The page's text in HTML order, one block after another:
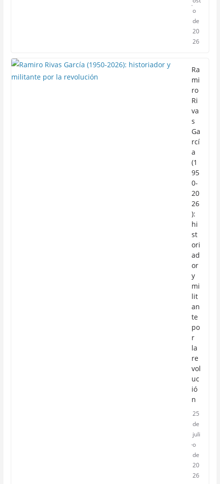
o
de
20
26
Ra
mi
ro
Ri
va
s
Ga
rcí
a
(1
95
0-
20
26
):
hi
st
ori
ad
or
y
mi
lit
an
te
po
r
la
re
vol
uc
ió
n
25
de
juli
o
de
20
26